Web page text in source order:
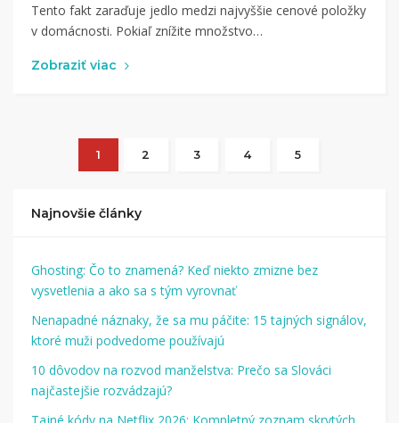
Tento fakt zaraďuje jedlo medzi najvyššie cenové položky
v domácnosti. Pokiaľ znížite množstvo…
Zobraziť viac
1 2 3 4 5
Najnovšie články
Ghosting: Čo to znamená? Keď niekto zmizne bez
vysvetlenia a ako sa s tým vyrovnať
Nenapadné náznaky, že sa mu páčite: 15 tajných signálov,
ktoré muži podvedome používajú
10 dôvodov na rozvod manželstva: Prečo sa Slováci
najčastejšie rozvádzajú?